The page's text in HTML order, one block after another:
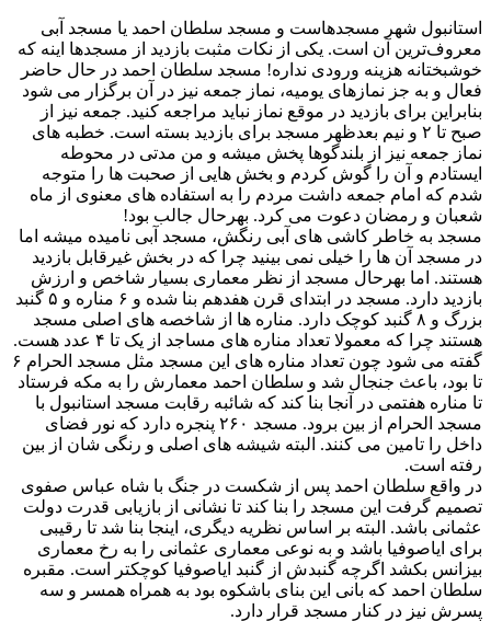
استانبول شهر مسجدهاست و مسجد سلطان احمد یا مسجد آبی
معروف‌ترین آن است. یکی از نکات مثبت بازدید از مسجدها اینه که
خوشبختانه هزینه ورودی نداره! مسجد سلطان احمد در حال حاضر
فعال و به جز نمازهای یومیه، نماز جمعه نیز در آن برگزار می شود
بنابراین برای بازدید در موقع نماز نباید مراجعه کنید. جمعه نیز از
صبح تا ۲ و نیم بعدظهر مسجد برای بازدید بسته است. خطبه های
نماز جمعه نیز از بلندگوها پخش میشه و من مدتی در محوطه
ایستادم و آن را گوش کردم و بخش هایی از صحبت ها را متوجه
شدم که امام جمعه داشت مردم را به استفاده های معنوی از ماه
شعبان و رمضان دعوت می کرد. بهرحال جالب بود!
مسجد به خاطر کاشی های آبی رنگش، مسجد آبی نامیده میشه اما
در مسجد آن ها را خیلی نمی بینید چرا که در بخش غیرقابل بازدید
هستند. اما بهرحال مسجد از نظر معماری بسیار شاخص و ارزش
بازدید دارد. مسجد در ابتدای قرن هفدهم بنا شده و ۶ مناره و ۵ گنبد
بزرگ و ۸ گنبد کوچک دارد. مناره ها از شاخصه های اصلی مسجد
هستند چرا که معمولا تعداد مناره های مساجد از یک تا ۴ عدد هست.
گفته می شود چون تعداد مناره های این مسجد مثل مسجد الحرام ۶
تا بود، باعث جنجال شد و سلطان احمد معمارش را به مکه فرستاد
تا مناره هفتمی در آنجا بنا کند که شائبه رقابت مسجد استانبول با
مسجد الحرام از بین برود. مسجد ۲۶۰ پنجره دارد که نور فضای
داخل را تامین می کنند. البته شیشه های اصلی و رنگی شان از بین
رفته است.
در واقع سلطان احمد پس از شکست در جنگ با شاه عباس صفوی
تصمیم گرفت این مسجد را بنا کند تا نشانی از بازیابی قدرت دولت
عثمانی باشد. البته بر اساس نظریه دیگری، اینجا بنا شد تا رقیبی
برای ایاصوفیا باشد و به نوعی معماری عثمانی را به رخ معماری
بیزانس بکشد اگرچه گنبدش از گنبد ایاصوفیا کوچکتر است. مقبره
سلطان احمد که بانی این بنای باشکوه بود به همراه همسر و سه
پسرش نیز در کنار مسجد قرار دارد.